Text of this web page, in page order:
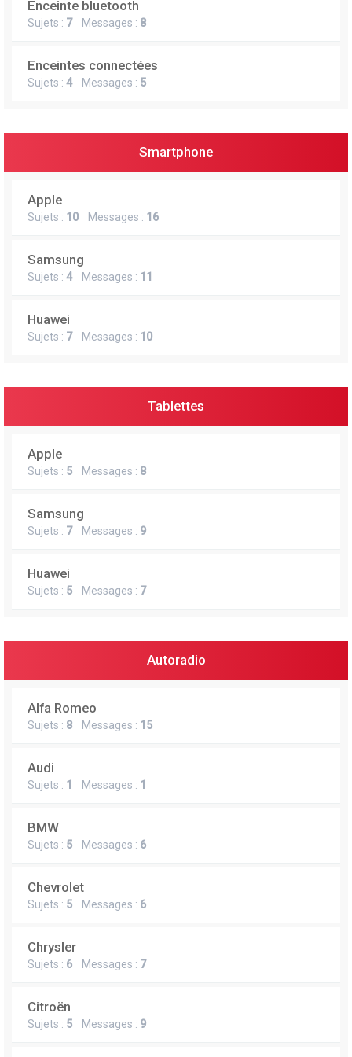
Enceinte bluetooth
Sujets : 7Messages : 8
Enceintes connectées
Sujets : 4Messages : 5
Smartphone
Apple
Sujets : 10 Messages : 16
Samsung
Sujets : 4Messages : 11
Huawei
Sujets : 7Messages : 10
Tablettes
Apple
Sujets : 5 Messages : 8
Samsung
Sujets : 7Messages : 9
Huawei
Sujets : 5 Messages : 7
Autoradio
Alfa Romeo
Sujets : 8 Messages : 15
Audi
Sujets : 1 Messages : 1
BMW
Sujets : 5 Messages : 6
Chevrolet
Sujets : 5 Messages : 6
Chrysler
Sujets : 6 Messages : 7
Citroën
Sujets : 5 Messages : 9